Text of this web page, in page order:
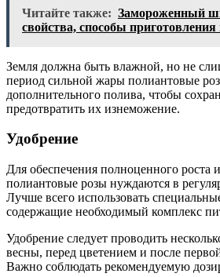
Читайте также: Замороженный
свойства, способы приготовления
Земля должна быть влажной, но не
период сильной жары полиантовые
дополнительного полива, чтобы
предотвратить их изнеможение.
Удобрение
Для обеспечения полноценного роста
полиантовые розы нуждаются в
Лучше всего использовать
содержащие необходимый комплекс
Удобрение следует проводить
весны, перед цветением и после
Важно соблюдать рекомендуемую